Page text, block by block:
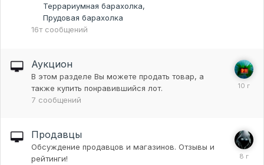
Террариумная барахолка
Прудовая барахолка
16т сообщений
Аукцион
В этом разделе Вы можете продать товар, а
также купить понравившийся лот.
7 сообщений
Продавцы
Обсуждение продавцов и магазинов. Отзывы и
рейтинги!